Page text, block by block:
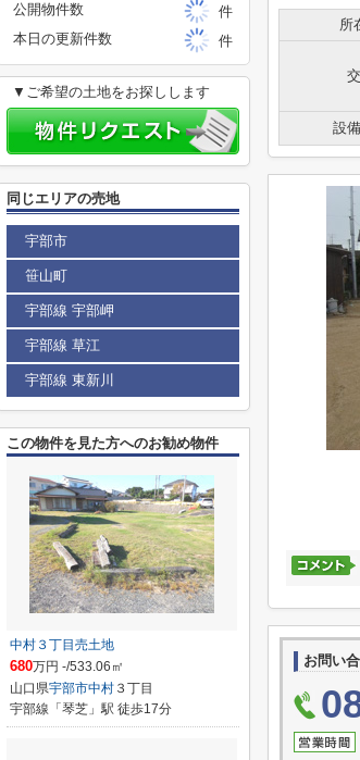
所
設
お問い
公開物件数
件
本日の更新件数
件
▼ご希望の土地をお探しします
同じエリアの売地
宇部市
笹山町
宇部線 宇部岬
宇部線 草江
宇部線 東新川
この物件を見た方へのお勧め物件
中村３丁目売土地
680万円 -/533.06㎡
山口県宇部市中村 ３丁目
宇部線「琴芝」駅 徒歩17分